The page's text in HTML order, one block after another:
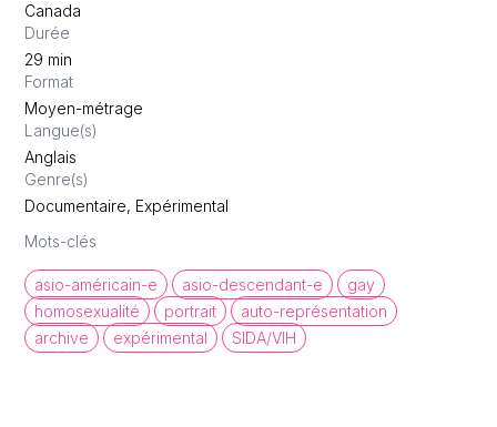
Canada
Durée
29 min
Format
Moyen-métrage
Langue(s)
Anglais
Genre(s)
Documentaire, Expérimental
Mots-clés
asio-américain-e asio-descendant-e
gay
homosexualité
portrait
auto-représentation
archive
expérimental SIDA/VIH